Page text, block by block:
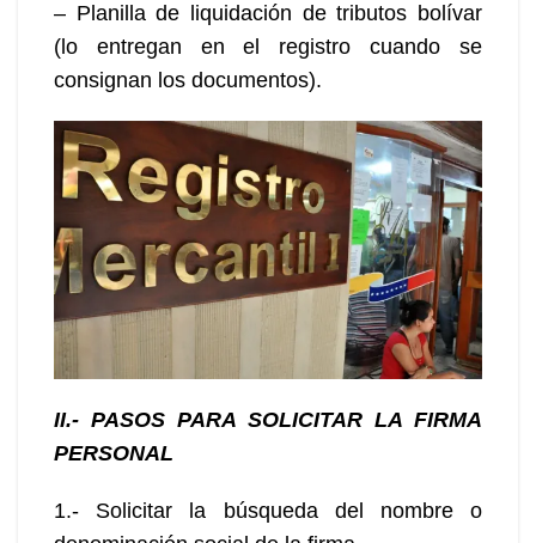
– Planilla de liquidación de tributos bolívar
(lo entregan en el registro cuando se
consignan los documentos).
II.- PASOS PARA SOLICITAR LA FIRMA
PERSONAL
1.- Solicitar la búsqueda del nombre o